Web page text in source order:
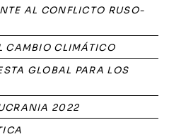
AL CONFLICTO RUSO-
CAMBIO CLIMÁTICO
GLOBAL PARA LOS
2022